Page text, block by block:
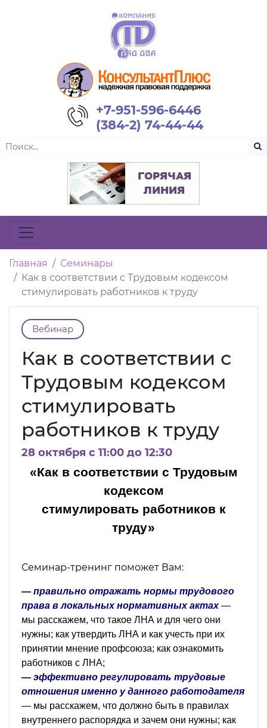
+7-951-596-6446
(384-2) 74-44-44
Главная
Семинары
Как в соответствии с Трудовым кодексом
стимулировать работников к труду
Вебинар
Как в соответствии с
Трудовым кодексом
стимулировать
работников к труду
28 октября c 11:00 до 12:30
«Как в соответствии с Трудовым
кодексом
стимулировать работников к
труду»
Семинар-тренинг поможет Вам:
— правильно отражать нормы трудового
права в локальных нормативных актах—
мы расскажем, что такое ЛНА и для чего они
нужны; как утвердить ЛНА и как учесть при их
принятии мнение профсоюза; как ознакомить
работников с ЛНА;
— эффективно регулировать трудовые
отношения именно у данного работодателя
— мы расскажем, что должно быть в правилах
внутреннего распорядка и зачем они нужны; как